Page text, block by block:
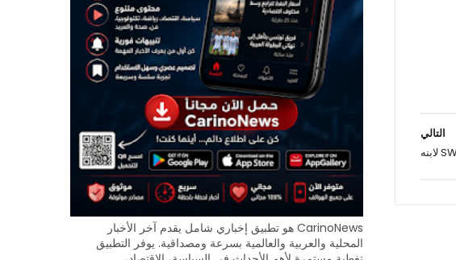
التالي
CarinoNews هو تطبيق إخباري شامل يقدم آخر الأخبار
المحلية والعربية والعالمية بسرعة ومصداقية. يوفر التطبيق